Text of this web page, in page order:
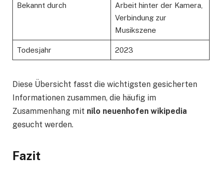
Bekannt durch
Arbeit hinter der Kamera,
Verbindung zur
Musikszene
Todesjahr 2023
Diese Übersicht fasst die wichtigsten gesicherten
Informationen zusammen, die häufig im
Zusammenhang mit nilo neuenhofen wikipedia
gesucht werden.
Fazit